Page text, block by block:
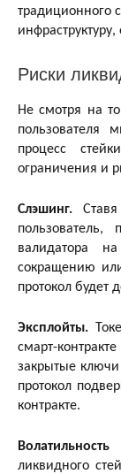
традиционного
Риски
Не смотря на
пользователя
процесс
ограничения и
Слэшинг.
пользователь,
валидатора
сокращению
протокол будет
Эксплойты.
смарт-
закрытые ключи
протокол
контракте.
ликвидного